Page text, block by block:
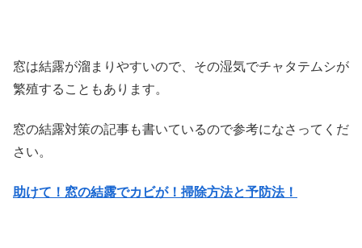
窓は結露が溜まりやすいので、その湿気でチャタテムシが
繁殖することもあります。
窓の結露対策の記事も書いているので参考になさってくだ
さい。
助けて！窓の結露でカビが！掃除方法と予防法！